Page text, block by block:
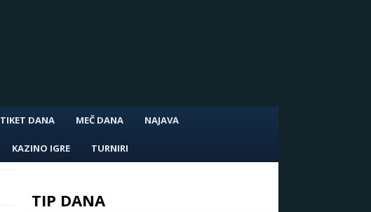
TIKET DANA MEČ DANA NAJAVA
KAZINO IGRE TURNIRI
TIP DANA